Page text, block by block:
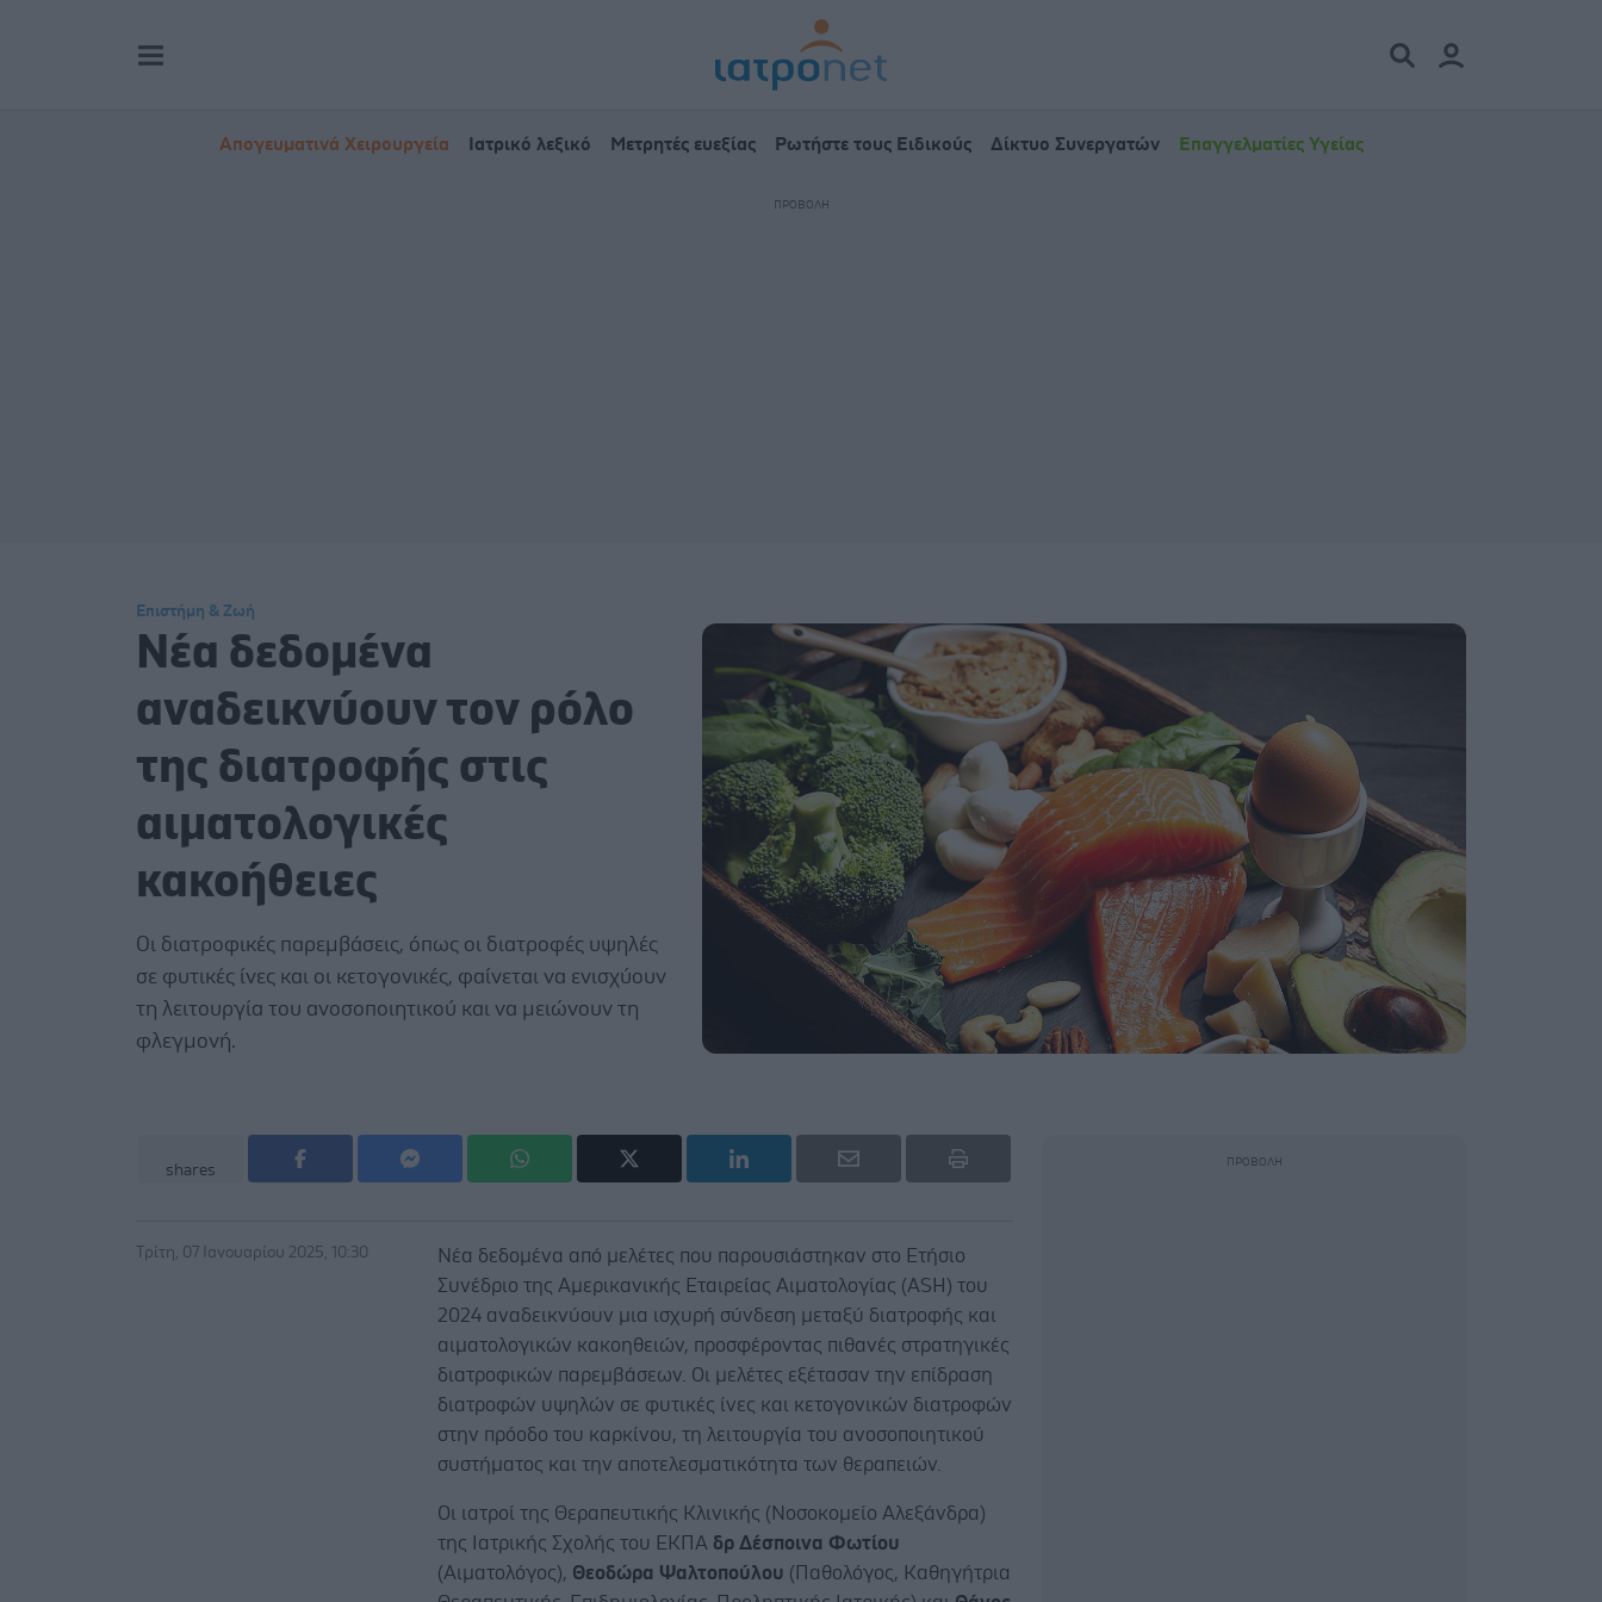
Απογευματινά Χειρουργεία Ιατρικό λεξικό Μετρητές ευεξίας Ρωτήστε τους Ειδικούς Δίκτυο Συνεργατών Επαγγελματίες Υγείας
Επιστήμη & Ζωή
Νέα δεδομένα
αναδεικνύουν τον ρόλο
της διατροφής στις
αιματολογικές
κακοήθειες
Οι διατροφικές παρεμβάσεις, όπως οι διατροφές υψηλές
σε φυτικές ίνες και οι κετογονικές, φαίνεται να ενισχύουν
τη λειτουργία του ανοσοποιητικού και να μειώνουν τη
φλεγμονή.
shares
Τρίτη, 07 Ιανουαρίου 2025, 10:30
Νέα δεδομένα από μελέτες που παρουσιάστηκαν στο Ετήσιο
Συνέδριο της Αμερικανικής Εταιρείας Αιματολογίας (ASH) του
2024 αναδεικνύουν μια ισχυρή σύνδεση μεταξύ διατροφής και
αιματολογικών κακοηθειών, προσφέροντας πιθανές στρατηγικές
διατροφικών παρεμβάσεων. Οι μελέτες εξέτασαν την επίδραση
διατροφών υψηλών σε φυτικές ίνες και κετογονικών διατροφών
στην πρόοδο του καρκίνου, τη λειτουργία του ανοσοποιητικού
συστήματος και την αποτελεσματικότητα των θεραπειών.
Οι ιατροί της Θεραπευτικής Κλινικής (Νοσοκομείο Αλεξάνδρα)
της Ιατρικής Σχολής του ΕΚΠΑ δρ Δέσποινα Φωτίου
(Αιματολόγος), Θεοδώρα Ψαλτοπούλου (Παθολόγος, Καθηγήτρια